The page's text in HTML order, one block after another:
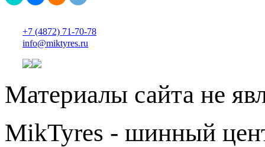
+7 (4872) 71-70-78
info@miktyres.ru
Материалы сайта не
MikTyres - шинный